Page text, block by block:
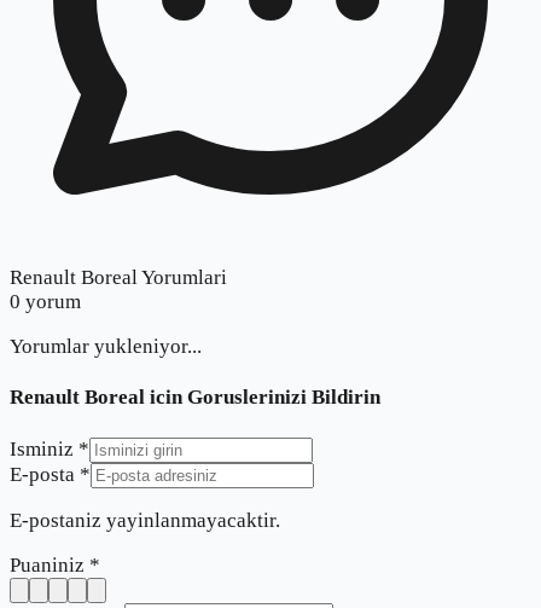
Renault Boreal Yorumlari
0 yorum
Yorumlar yukleniyor...
Renault Boreal icin Goruslerinizi Bildirin
Isminiz *
E-posta *
E-postaniz yayinlanmayacaktir.
Puaniniz *